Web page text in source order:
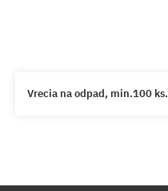
Vrecia na odpad, min.100 ks.